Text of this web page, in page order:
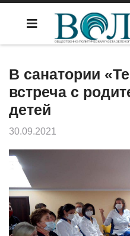
В санатории
встреча с
детей
30.09.2021